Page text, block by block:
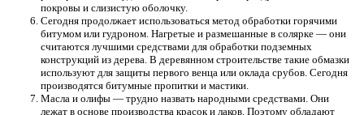
покровы и слизистую оболочку.
Сегодня продолжает использоваться метод обработки горячими
битумом или гудроном. Нагретые и размешанные в солярке — они
считаются лучшими средствами для обработки подземных
конструкций из дерева. В деревянном строительстве такие обмазки
используют для защиты первого венца или оклада срубов. Сегодня
производятся битумные пропитки и мастики.
Масла и олифы — трудно назвать народными средствами. Они
лежат в основе производства красок и лаков. Поэтому обладают